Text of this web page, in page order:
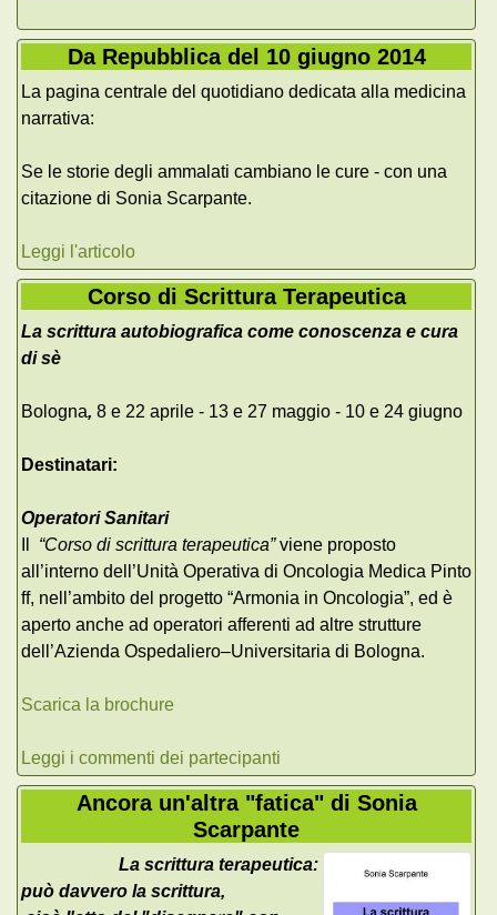
Da Repubblica del 10 giugno 2014
La pagina centrale del quotidiano dedicata alla medicina
narrativa:
Se le storie degli ammalati cambiano le cure - con una
citazione di Sonia Scarpante.
Leggi l'articolo
Corso di Scrittura Terapeutica
La scrittura autobiografica come conoscenza e cura
di sè
Bologna, 8 e 22 aprile - 13 e 27 maggio - 10 e 24 giugno
Destinatari:
Operatori Sanitari
“Corso di scrittura terapeutica”viene proposto
all’interno dell’Unità Operativa di Oncologia Medica Pinto
ff, nell’ambito del progetto “Armonia in Oncologia”, ed è
aperto anche ad operatori afferenti ad altre strutture
dell’Azienda Ospedaliero–Universitaria di Bologna.
Scarica la brochure
Leggi i commenti dei partecipanti
Ancora un'altra "fatica" di Sonia
Scarpante
La scrittura terapeutica:
può davvero la scrittura,